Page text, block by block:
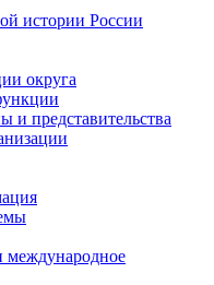
истории России
округа
и представительства
международное